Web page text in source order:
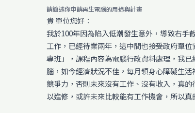
請簡述你申請再生電腦的用途與計畫
貴 單位您好：
我於100年因為陷入低潮發生意外，導致右手
工作，已經待業兩年，這中間也接受政府單
專班」，課程內容為電腦行政資料處理，我
腦，如今經濟狀況不佳，每月領身心障礙生
競爭力，否則未來沒有工作、沒有收入，真
以進修，或許未來比較能有工作機會，所以